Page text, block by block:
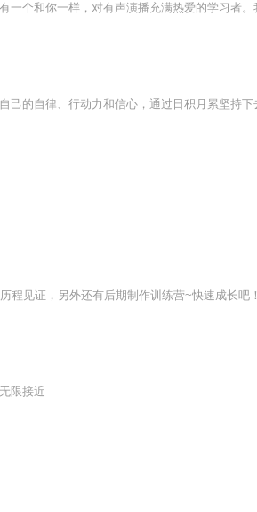
程见证，另外还有后期制作训练营~快速成长吧！
限接近